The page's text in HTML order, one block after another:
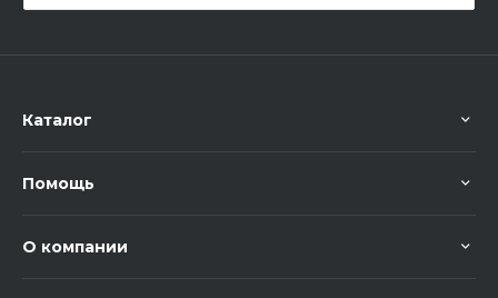
Каталог
Помощь
О компании